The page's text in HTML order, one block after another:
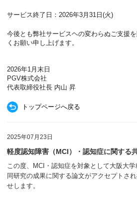
サービス終了日： 2026年3月31日(火)
今後とも弊社サービスヘの変わらぬご支援
くお願い申し上げます。
2026年1月末日
PGV株式会社
代表取締役社長 内山 昇
トップページへ戻る
2025年07月23日
軽度認知障害（MCI）・認知症に関する
この度、 MCI ・認知症を対象として大阪大
同研究の成果に関する論文がアクセプトさ
せします。